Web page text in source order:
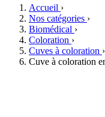
Accueil ›
Nos catégories ›
Biomédical ›
Coloration ›
Cuves à coloration ›
Cuve à coloration